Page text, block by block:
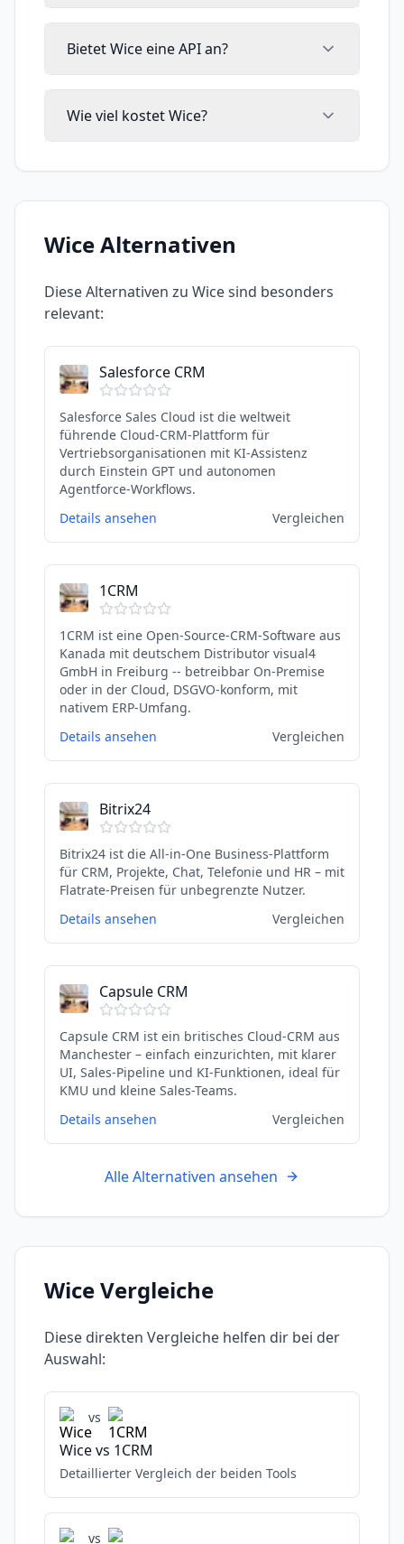
Bietet Wice eine API an?
Wie viel kostet Wice?
WiceAlternativen
Diese Alternativen zu Wicesind besonders
relevant:
Salesforce CRM
Salesforce Sales Cloud ist die weltweit
führende Cloud-CRM-Plattform für
Vertriebsorganisationen mit KI-Assistenz
durch Einstein GPT und autonomen
Agentforce-Workflows.
Details ansehen
Vergleichen
1CRM
1CRM ist eine Open-Source-CRM-Software aus
Kanada mit deutschem Distributor visual4
GmbH in Freiburg -- betreibbar On-Premise
oder in der Cloud, DSGVO-konform, mit
nativem ERP-Umfang.
Details ansehen
Vergleichen
Bitrix24
Bitrix24 ist die All-in-One Business-Plattform
für CRM, Projekte, Chat, Telefonie und HR – mit
Flatrate-Preisen für unbegrenzte Nutzer.
Details ansehen
Vergleichen
Capsule CRM
Capsule CRM ist ein britisches Cloud-CRM aus
Manchester – einfach einzurichten, mit klarer
UI, Sales-Pipeline und KI-Funktionen, ideal für
KMU und kleine Sales-Teams.
Details ansehen
Vergleichen
Alle Alternativen ansehen
WiceVergleiche
Diese direkten Vergleiche helfen dir bei der
Auswahl:
vs
Wicevs 1CRM
Detaillierter Vergleich der beiden Tools
vs